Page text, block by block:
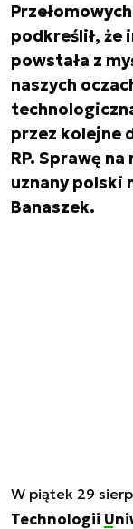
podkreślił, że
powstała z
naszych
przez kolejne
RP. Sprawę
uznany polski
Banaszek.
W piątek 29
Technologii